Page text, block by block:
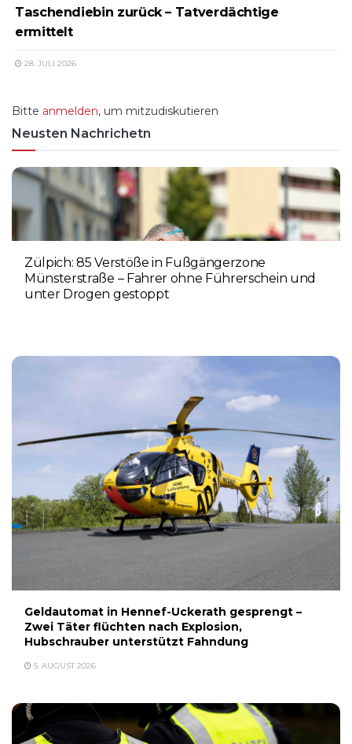
Taschendiebin zurück – Tatverdächtige
ermittelt
28. JULI 2026
Bitte anmelden, um mitzudiskutieren
Neusten Nachrichetn
Zülpich: 85 Verstöße in Fußgängerzone
Münsterstraße – Fahrer ohne Führerschein und
unter Drogen gestoppt
Geldautomat in Hennef-Uckerath gesprengt –
Zwei Täter flüchten nach Explosion,
Hubschrauber unterstützt Fahndung
5. AUGUST 2026